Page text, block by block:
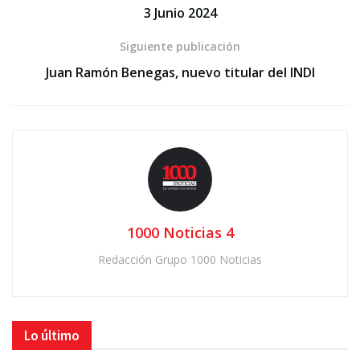
3 Junio 2024
Siguiente publicación
Juan Ramón Benegas, nuevo titular del INDI
1000 Noticias 4
Redacción Grupo 1000 Noticias
Lo último